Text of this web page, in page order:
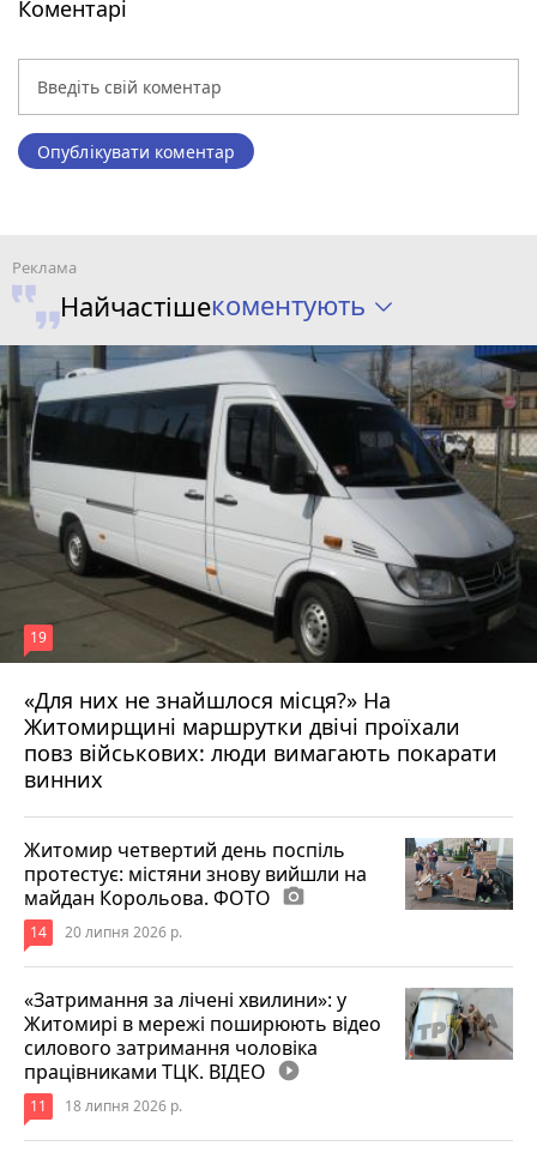
Коментарі
Опублікувати коментар
Найчастішекоментують
«Для них не знайшлося місця?» На
Житомирщині маршрутки двічі проїхали
повз військових: люди вимагають покарати
винних
19
17 липня 2026 р.
Житомир четвертий день поспіль
протестує: містяни знову вийшли на
майдан Корольова. ФОТО photo_camera
14 20 липня 2026 р.
«Затримання за лічені хвилини»: у
Житомирі в мережі поширюють відео
силового затримання чоловіка
працівниками ТЦК. ВІДЕО play_circle_filled
11 18 липня 2026 р.